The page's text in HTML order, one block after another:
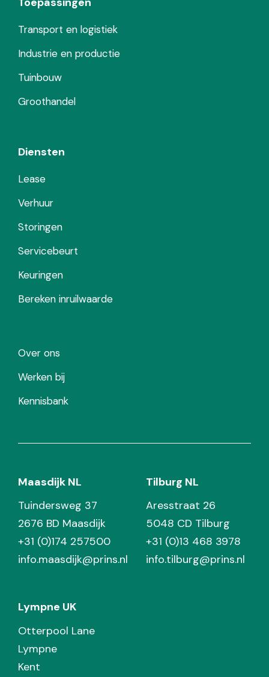
Transport en logistiek
Industrie en productie
Tuinbouw
Groothandel
Diensten
Lease
Verhuur
Storingen
Servicebeurt
Keuringen
Bereken inruilwaarde
Over ons
Werken bij
Kennisbank
Maasdijk NL
Tuindersweg 37
2676 BD Maasdijk
+31 (0)174 257500
info.maasdijk@prins.nl
Tilburg NL
Aresstraat 26
5048 CD Tilburg
+31 (0)13 468 3978
info.tilburg@prins.nl
Lympne UK
Otterpool Lane
Lympne
Kent